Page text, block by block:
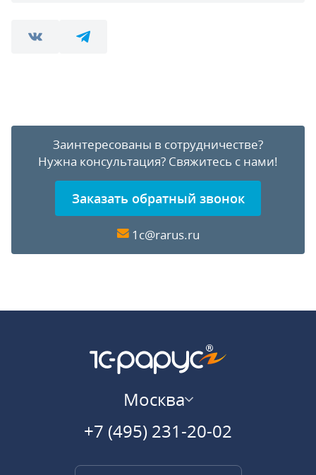
Заинтересованы в сотрудничестве?
Нужна консультация? Свяжитесь с нами!
Заказать обратный звонок
1c@rarus.ru
Москва
+7 (495) 231-20-02